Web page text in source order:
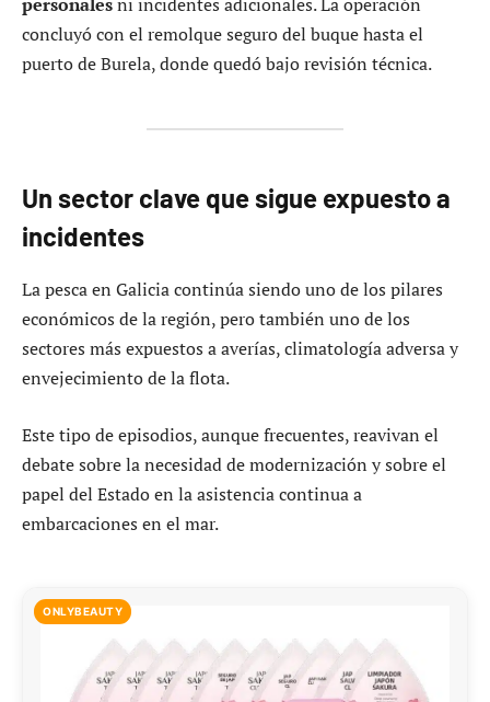
concluyó con el remolque seguro del buque hasta el
puerto de Burela, donde quedó bajo revisión técnica.
Un sector clave que sigue expuesto a
incidentes
La pesca en Galicia continúa siendo uno de los pilares
económicos de la región, pero también uno de los
sectores más expuestos a averías, climatología adversa y
envejecimiento de la flota.
Este tipo de episodios, aunque frecuentes, reavivan el
debate sobre la necesidad de modernización y sobre el
papel del Estado en la asistencia continua a
embarcaciones en el mar.
ONLYBEAUTY